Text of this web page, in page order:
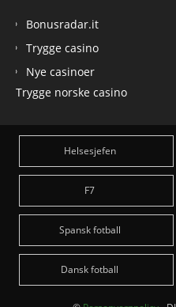
Bonusradar.it
Trygge casino
Nye casinoer
Trygge norske casino
Helsesjefen
F7
Spansk fotball
Dansk fotball